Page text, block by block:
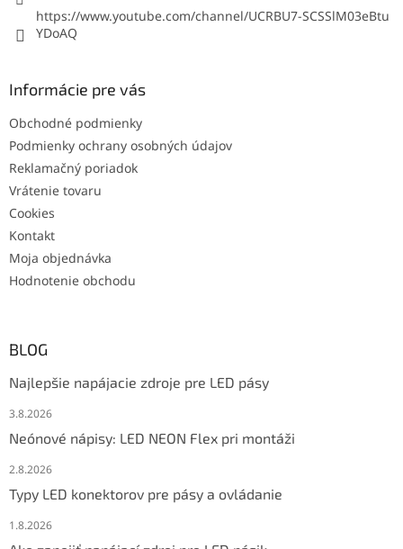
v
https://www.youtube.com/channel/UCRBU7-SCSSlM03eBtu
YDoAQ
Informácie pre vás
Obchodné podmienky
Podmienky ochrany osobných údajov
Reklamačný poriadok
Vrátenie tovaru
Cookies
Kontakt
Moja objednávka
Hodnotenie obchodu
BLOG
Najlepšie napájacie zdroje pre LED pásy
3.8.2026
Neónové nápisy: LED NEON Flex pri montáži
2.8.2026
Typy LED konektorov pre pásy a ovládanie
1.8.2026